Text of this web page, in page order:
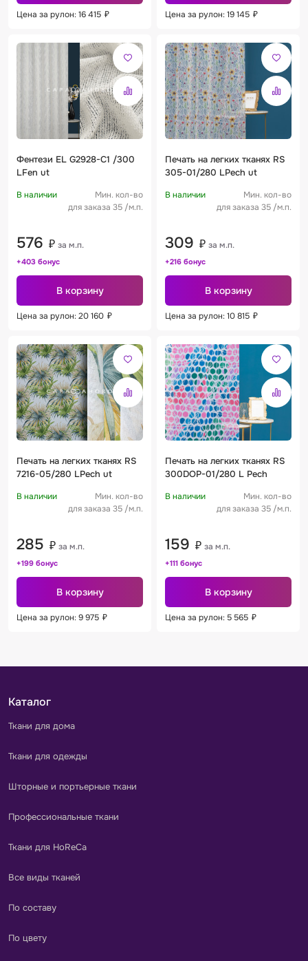
Цена за рулон: 16 415 ₽ Цена за рулон: 19 145 ₽
Фентези EL G2928-C1 /300
LFen ut
В наличии
Мин. кол-во
для заказа 35 /м.п.
576 ₽ за м.п.
+403 бонус
В корзину
Цена за рулон: 20 160 ₽
Печать на легких тканях RS
305-01/280 LPech ut
В наличии
Мин. кол-во
для заказа 35 /м.п.
309 ₽ за м.п.
+216 бонус
В корзину
Цена за рулон: 10 815 ₽
Печать на легких тканях RS
7216-05/280 LPech ut
В наличии
Мин. кол-во
для заказа 35 /м.п.
285 ₽ за м.п.
+199 бонус
В корзину
Цена за рулон: 9 975 ₽
Печать на легких тканях RS
300DOP-01/280 L Pech
В наличии
Мин. кол-во
для заказа 35 /м.п.
159 ₽ за м.п.
+111 бонус
В корзину
Цена за рулон: 5 565 ₽
Каталог
Ткани для дома
Ткани для одежды
Шторные и портьерные ткани
Профессиональные ткани
Ткани для HoReCa
Все виды тканей
По составу
По цвету